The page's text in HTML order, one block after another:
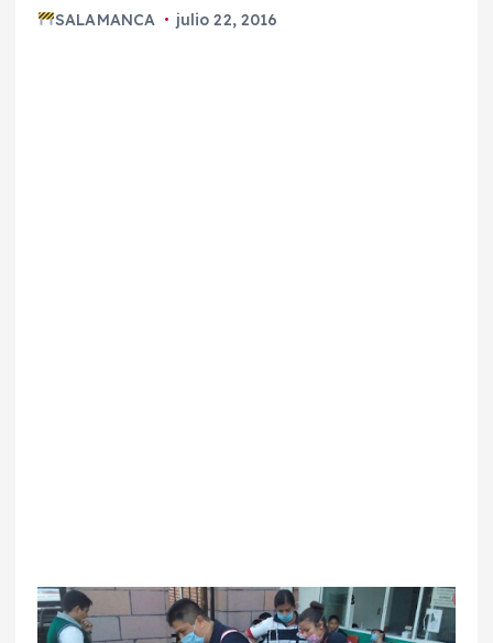
SALAMANCA julio 22, 2016